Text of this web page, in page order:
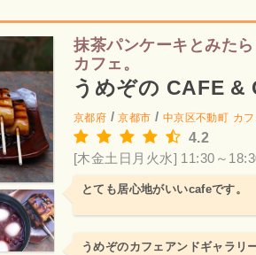
抹茶パンケーキとみた
カフェ。
うめぞの CAFE &
京都府 /京都市 / 中京区不動町 カ
4.2
[木金土日月火水] 11:30～
とても居心地がいいcafeです。
うめぞのカフェアンドギャラリ